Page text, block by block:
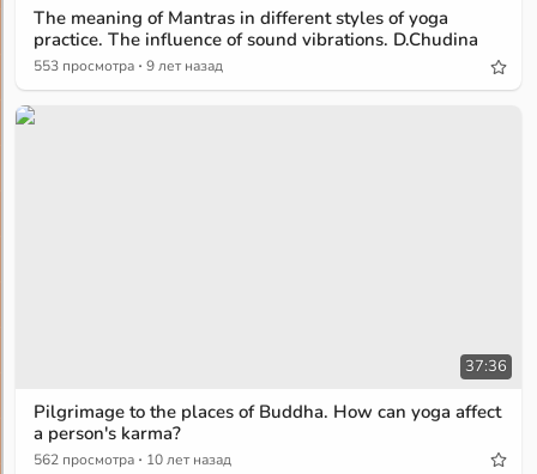
The meaning of Mantras in different styles of yoga
practice. The influence of sound vibrations. D.Chudina
553 просмотра · 9 лет назад
37:36
Pilgrimage to the places of Buddha. How can yoga affect
a person's karma?
562 просмотра · 10 лет назад